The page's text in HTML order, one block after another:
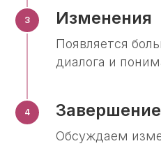
Изменения
Появляется
диалога и
Завершение
Обсуждаем